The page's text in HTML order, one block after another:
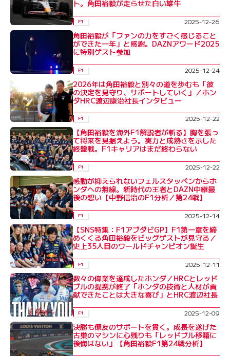
ト。角田裕毅が走らせた白い雄牛
F1 2025-12-26
角田裕毅が「ファンの力をすごく感じること
ができた一年」と感謝。DAZNアワード2025
に特別ゲスト参加
F1 2025-12-24
2026年は角田裕毅と別々の道を歩むも「彼
の決定を見守り、サポートしていく」／ホン
ダHRC渡辺康治社長インタビュー
F1 2025-12-22
【角田裕毅を海外F1解説者が斬る】胸を張っ
て将来を見据えよう。実力と成熟さを示した
終盤戦。F1キャリアはまだ終わらない
F1 2025-12-22
感動が抑えられないフェルスタッペンからホ
ンダへの無線。新時代の王者とDAZN中継最
後の想い【中野信治のF1分析／第24戦】
F1 2025-12-14
【SNS特集：F1アブダビGP】F1第一章を締
めくくる角田裕毅をビッグゲストが見守る／
史上35人目のワールドチャンピオン誕生
F1 2025-12-11
数々の偉業を達成したホンダ／HRCとレッド
ブルの提携が終了「ホンダの技術と人材が貢
献できたことは大きな喜び」とHRC渡辺社長
F1 2025-12-09
決勝も僚友のサポートを貫く。成長を遂げた
古巣のマシンに心残りも「レッドブル移籍に
後悔はない」【角田裕毅F1第24戦分析】